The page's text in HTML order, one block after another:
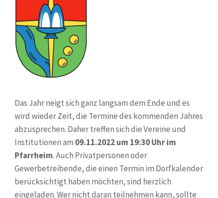
Das Jahr neigt sich ganz langsam dem Ende und es
wird wieder Zeit, die Termine des kommenden Jahres
abzusprechen. Daher treffen sich die Vereine und
Institutionen am 09.11.2022 um 19:30 Uhr im
Pfarrheim. Auch Privatpersonen oder
Gewerbetreibende, die einen Termin im Dorfkalender
berücksichtigt haben möchten, sind herzlich
eingeladen. Wer nicht daran teilnehmen kann, sollte